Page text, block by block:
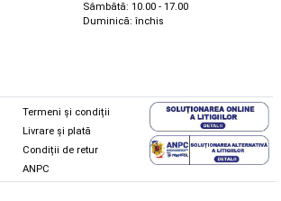
Sâmbătă: 10.00 - 17.00
Duminică: închis
Termeni și condiții
Livrare și plată
Condiții de retur
ANPC